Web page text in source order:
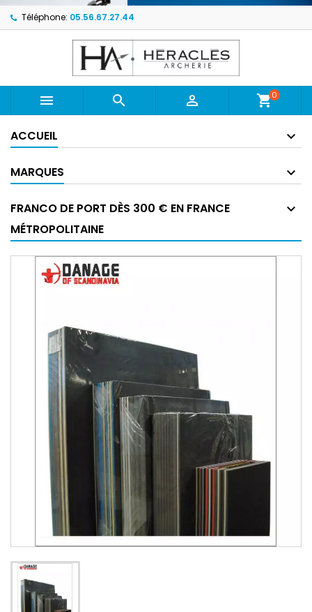
Téléphone: 05.56.67.27.44
   shopping_cart0
ACCUEIL
MARQUES
FRANCO DE PORT DÈS 300 € EN FRANCE
MÉTROPOLITAINE